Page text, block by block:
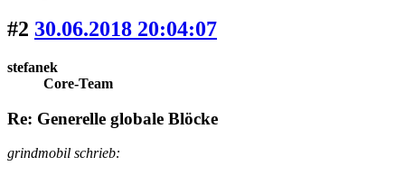
#2 30.06.2018 20:04:07
stefanek
Core-Team
Re: Generelle globale Blöcke
grindmobil schrieb: